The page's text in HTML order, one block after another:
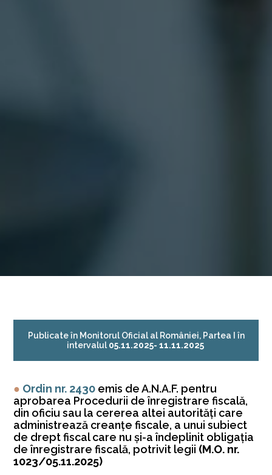
Publicate în Monitorul Oficial al României, Partea I în
intervalul 05.11.2025- 11.11.2025
● Ordin nr. 2430 emis de A.N.A.F. pentru
aprobarea Procedurii de înregistrare fiscală,
din oficiu sau la cererea altei autorităţi care
administrează creanţe fiscale, a unui subiect
de drept fiscal care nu şi-a îndeplinit obligaţia
de înregistrare fiscală, potrivit legii (M.O. nr.
1023/05.11.2025)